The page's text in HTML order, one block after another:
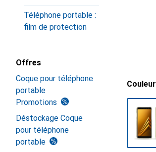
Téléphone portable :
film de protection
Offres
Coque pour téléphone
portable
Promotions
Déstockage Coque
pour téléphone
portable
Couleur